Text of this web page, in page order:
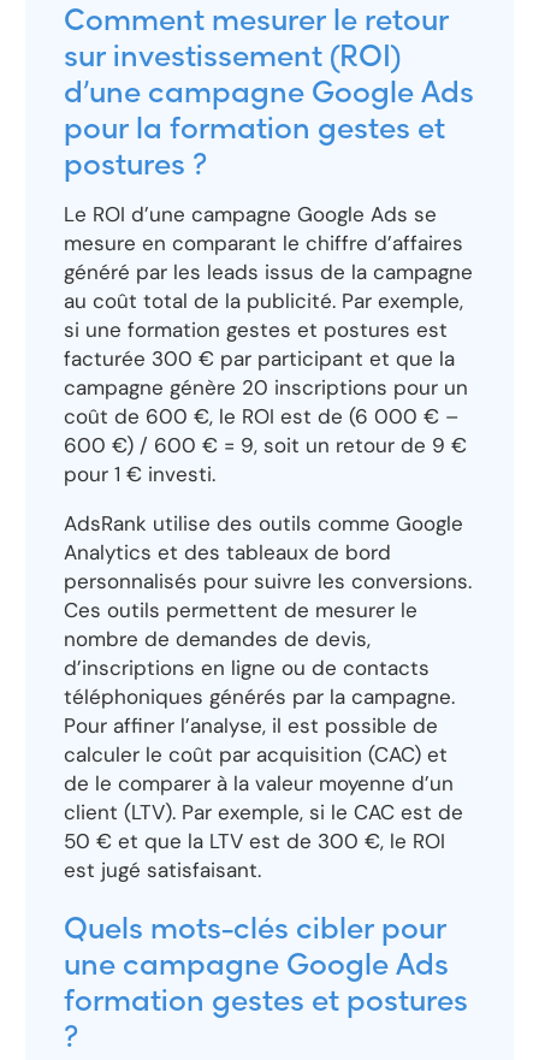
Comment mesurer le retour
sur investissement (ROI)
d’une campagne Google Ads
pour la formation gestes et
postures ?
Le ROI d’une campagne Google Ads se
mesure en comparant le chiffre d’affaires
généré par les leads issus de la campagne
au coût total de la publicité. Par exemple,
si une formation gestes et postures est
facturée 300 € par participant et que la
campagne génère 20 inscriptions pour un
coût de 600 €, le ROI est de (6 000 € –
600 €) / 600 € = 9, soit un retour de 9 €
pour 1 € investi.
AdsRank utilise des outils comme Google
Analytics et des tableaux de bord
personnalisés pour suivre les conversions.
Ces outils permettent de mesurer le
nombre de demandes de devis,
d’inscriptions en ligne ou de contacts
téléphoniques générés par la campagne.
Pour affiner l’analyse, il est possible de
calculer le coût par acquisition (CAC) et
de le comparer à la valeur moyenne d’un
client (LTV). Par exemple, si le CAC est de
50 € et que la LTV est de 300 €, le ROI
est jugé satisfaisant.
Quels mots-clés cibler pour
une campagne Google Ads
formation gestes et postures
?